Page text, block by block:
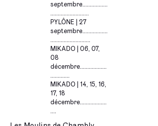
septembre.................
..........................
PYLÔNE | 27
septembre.................
...........................
MIKADO | 06, 07,
08
décembre..................
.............
MIKADO | 14, 15, 16,
17, 18
décembre..................
....